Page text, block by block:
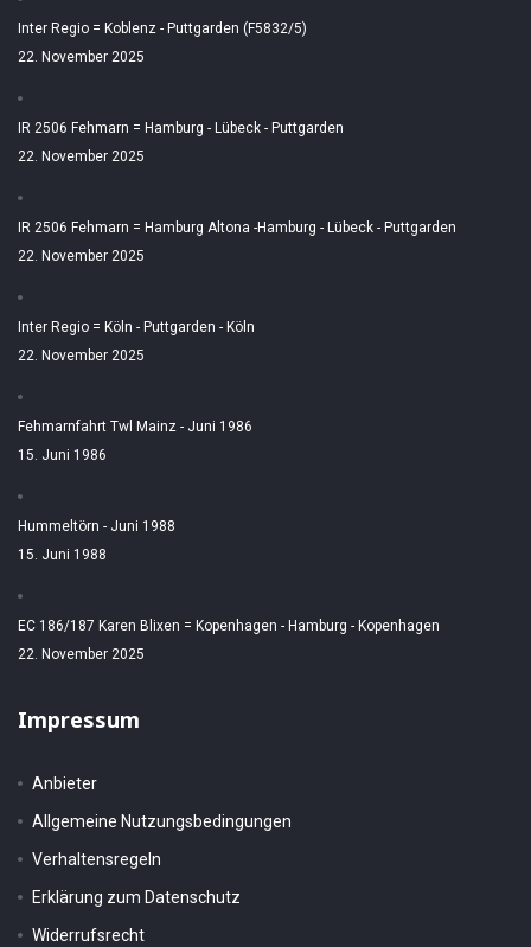
Inter Regio = Koblenz - Puttgarden (F5832/5)
22. November 2025
IR 2506 Fehmarn = Hamburg - Lübeck - Puttgarden
22. November 2025
IR 2506 Fehmarn = Hamburg Altona -Hamburg - Lübeck - Puttgarden
22. November 2025
Inter Regio = Köln - Puttgarden - Köln
22. November 2025
Fehmarnfahrt Twl Mainz - Juni 1986
15. Juni 1986
Hummeltörn - Juni 1988
15. Juni 1988
EC 186/187 Karen Blixen = Kopenhagen - Hamburg - Kopenhagen
22. November 2025
Impressum
Anbieter
Allgemeine Nutzungsbedingungen
Verhaltensregeln
Erklärung zum Datenschutz
Widerrufsrecht